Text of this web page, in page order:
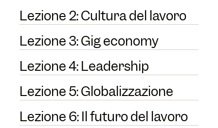
Lezione 2: Cultura del lavoro
Lezione 3: Gig economy
Lezione 4: Leadership
Lezione 5: Globalizzazione
Lezione 6: Il futuro del lavoro